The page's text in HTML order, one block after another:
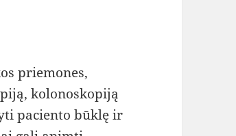
priemones,
kolonoskopiją
paciento būklę ir